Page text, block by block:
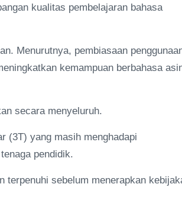
kualitas pembelajaran bahasa
Menurutnya, pembiasaan
kemampuan berbahasa
secara menyeluruh.
(3T) yang masih menghadapi
pendidik.
terpenuhi sebelum menerapkan